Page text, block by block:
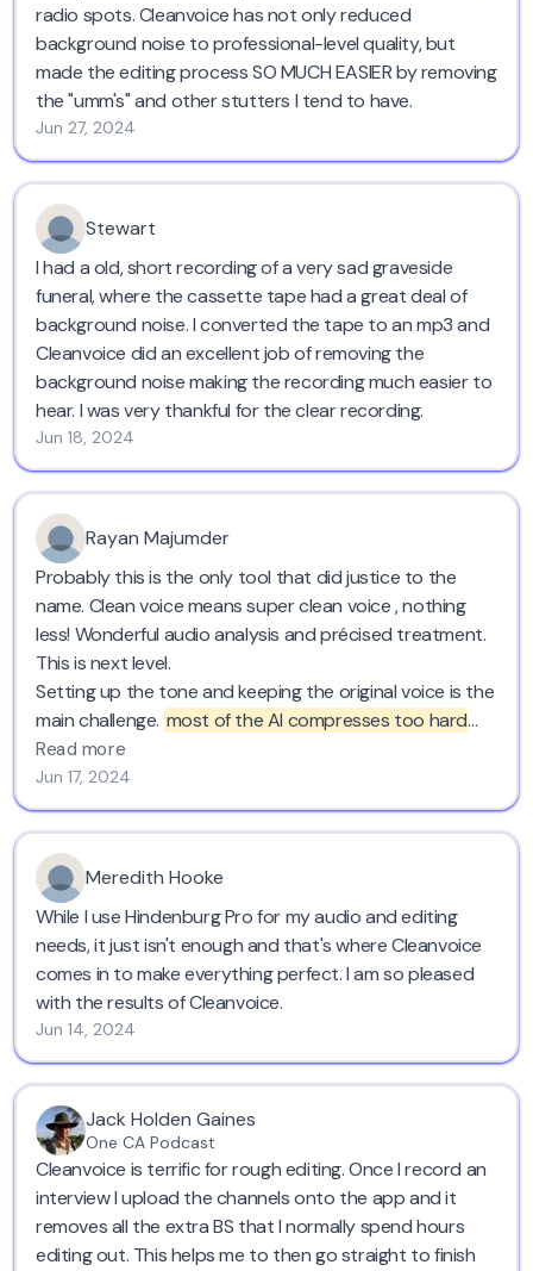
radio spots. Cleanvoice has not only reduced
background noise to professional-level quality, but
made the editing process SO MUCH EASIER by removing
the "umm's" and other stutters I tend to have.
Jun 27, 2024
Stewart
I had a old, short recording of a very sad graveside
funeral, where the cassette tape had a great deal of
background noise. I converted the tape to an mp3 and
Cleanvoice did an excellent job of removing the
background noise making the recording much easier to
hear. I was very thankful for the clear recording.
Jun 18, 2024
Rayan Majumder
Probably this is the only tool that did justice to the
name. Clean voice means super clean voice , nothing
less! Wonderful audio analysis and précised treatment.
This is next level.
Setting up the tone and keeping the original voice is the
main challenge. most of the AI compresses too hard
and chops voices leading it to blabbering ,
keeps the original voice, tone, pronunciations,
enunciations everything intact.
Go for this, you won't be wrong. Save time and have a
great audio. Cheers!
Read more
Jun 17, 2024
Meredith Hooke
While I use Hindenburg Pro for my audio and editing
needs, it just isn't enough and that's where Cleanvoice
comes in to make everything perfect. I am so pleased
with the results of Cleanvoice.
Jun 14, 2024
Jack Holden Gaines
One CA Podcast
Cleanvoice is terrific for rough editing. Once I record an
interview I upload the channels onto the app and it
removes all the extra BS that I normally spend hours
editing out. This helps me to then go straight to finish